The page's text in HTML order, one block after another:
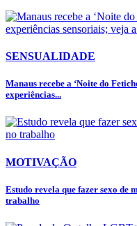
SENSUALIDADE
Manaus recebe a ‘Noite do
experiências...
MOTIVAÇÃO
Estudo revela que fazer sexo de
trabalho